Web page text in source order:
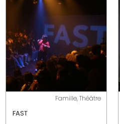
Famille, Théâtre
FAST